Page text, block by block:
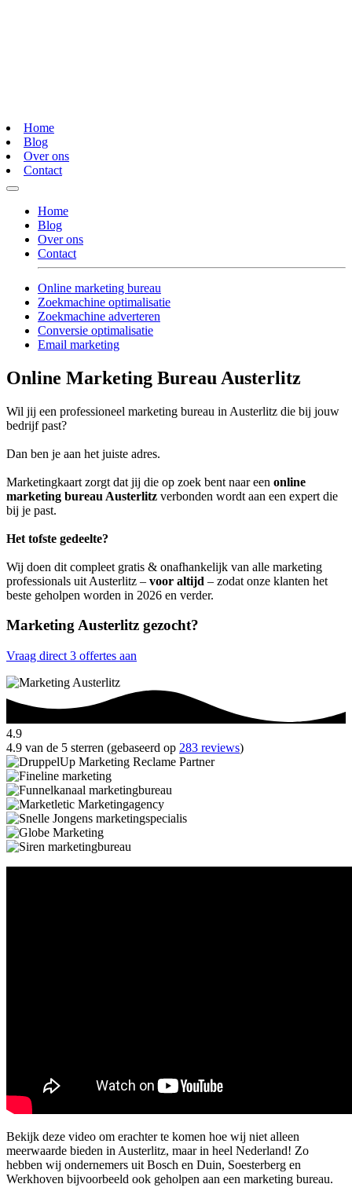
Home
Blog
Over ons
Contact
Home
Blog
Over ons
Contact
Online marketing bureau
Zoekmachine optimalisatie
Zoekmachine adverteren
Conversie optimalisatie
Email marketing
Online Marketing Bureau Austerlitz
Wil jij een professioneel marketing bureau in Austerlitz die bij jouw
bedrijf past?
Dan ben je aan het juiste adres.
Marketingkaart zorgt dat jij die op zoek bent naar een online
marketing bureau Austerlitz verbonden wordt aan een expert die
bij je past.
Het tofste gedeelte?
Wij doen dit compleet gratis & onafhankelijk van alle marketing
professionals uit Austerlitz – voor altijd – zodat onze klanten het
beste geholpen worden in 2026 en verder.
Marketing Austerlitz gezocht?
Vraag direct 3 offertes aan
4.9
4.9 van de 5 sterren (gebaseerd op 283 reviews)
Bekijk deze video om erachter te komen hoe wij niet alleen
meerwaarde bieden in Austerlitz, maar in heel Nederland! Zo
hebben wij ondernemers uit Bosch en Duin, Soesterberg en
Werkhoven bijvoorbeeld ook geholpen aan een marketing bureau.